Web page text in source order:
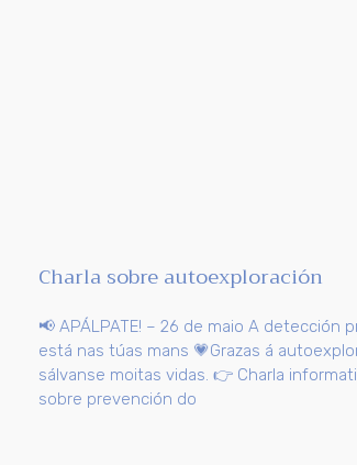
Charla sobre autoexploración
📢 APÁLPATE! – 26 de maio A detección
está nas túas mans 💗Grazas á
sálvanse moitas vidas. 👉 Charla
sobre prevención do